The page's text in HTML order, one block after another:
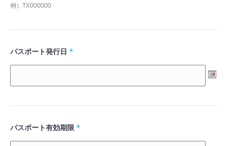
例）TX000000
パスポート発行日 *
パスポート有効期限 *